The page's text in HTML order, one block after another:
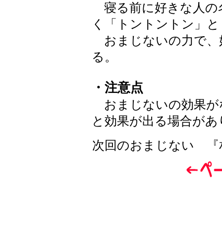
寝る前に好きな人の
く「トントントン」
おまじないの力で、
る。
・注意点
おまじないの効果が
と効果が出る場合が
次回のおまじない 『